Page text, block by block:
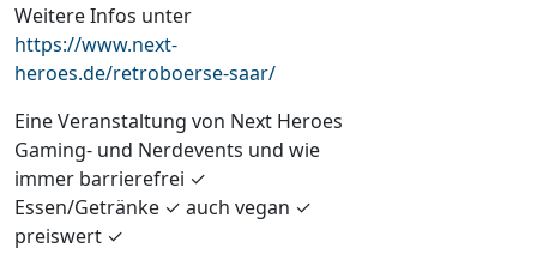
Weitere Infos unter
https://www.next-
heroes.de/retroboerse-saar/
Eine Veranstaltung von Next Heroes
Gaming- und Nerdevents und wie
immer barrierefrei ✓
Essen/Getränke ✓ auch vegan ✓
preiswert ✓